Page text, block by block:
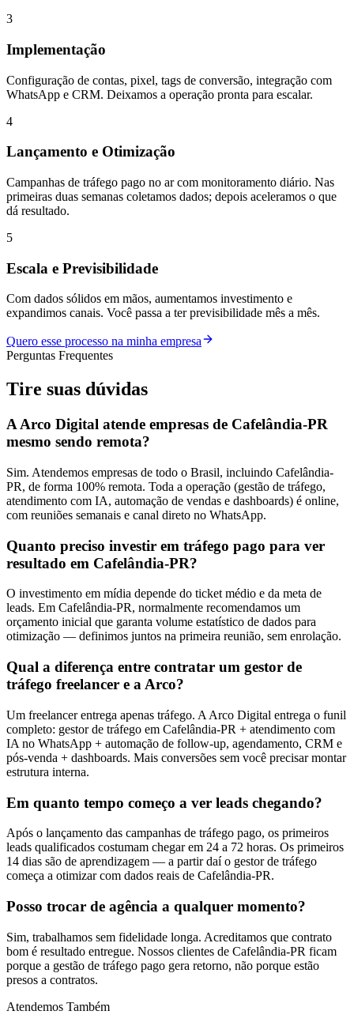
3
Implementação
Configuração de contas, pixel, tags de conversão, integração com
WhatsApp e CRM. Deixamos a operação pronta para escalar.
4
Lançamento e Otimização
Campanhas de tráfego pago no ar com monitoramento diário. Nas
primeiras duas semanas coletamos dados; depois aceleramos o que
dá resultado.
5
Escala e Previsibilidade
Com dados sólidos em mãos, aumentamos investimento e
expandimos canais. Você passa a ter previsibilidade mês a mês.
Quero esse processo na minha empresa
Perguntas Frequentes
Tire suas dúvidas
A Arco Digital atende empresas de Cafelândia-PR
mesmo sendo remota?
Sim. Atendemos empresas de todo o Brasil, incluindo Cafelândia-
PR, de forma 100% remota. Toda a operação (gestão de tráfego,
atendimento com IA, automação de vendas e dashboards) é online,
com reuniões semanais e canal direto no WhatsApp.
Quanto preciso investir em tráfego pago para ver
resultado em Cafelândia-PR?
O investimento em mídia depende do ticket médio e da meta de
leads. Em Cafelândia-PR, normalmente recomendamos um
orçamento inicial que garanta volume estatístico de dados para
otimização — definimos juntos na primeira reunião, sem enrolação.
Qual a diferença entre contratar um gestor de
tráfego freelancer e a Arco?
Um freelancer entrega apenas tráfego. A Arco Digital entrega o funil
completo: gestor de tráfego em Cafelândia-PR + atendimento com
IA no WhatsApp + automação de follow-up, agendamento, CRM e
pós-venda + dashboards. Mais conversões sem você precisar montar
estrutura interna.
Em quanto tempo começo a ver leads chegando?
Após o lançamento das campanhas de tráfego pago, os primeiros
leads qualificados costumam chegar em 24 a 72 horas. Os primeiros
14 dias são de aprendizagem — a partir daí o gestor de tráfego
começa a otimizar com dados reais de Cafelândia-PR.
Posso trocar de agência a qualquer momento?
Sim, trabalhamos sem fidelidade longa. Acreditamos que contrato
bom é resultado entregue. Nossos clientes de Cafelândia-PR ficam
porque a gestão de tráfego pago gera retorno, não porque estão
presos a contratos.
Atendemos Também